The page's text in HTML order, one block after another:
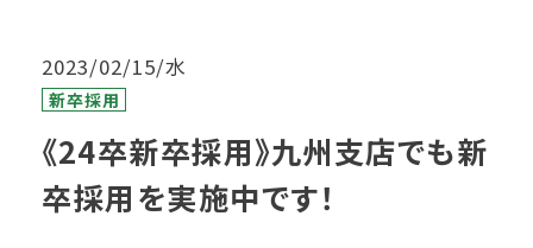
2023/02/15/水
新卒採用
《24卒新卒採用》九州支店でも新
卒採用を実施中です！